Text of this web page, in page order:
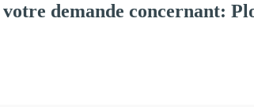
demande concernant: